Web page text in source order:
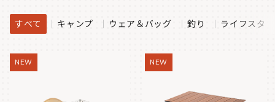
すべて キャンプ ウェア＆バッグ 釣り ライフスタ
NEW NEW